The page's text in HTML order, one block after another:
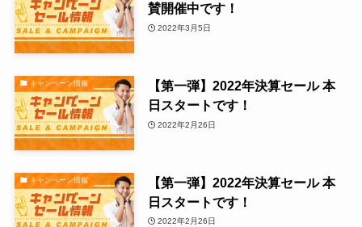
賛開催中です！
2022年3月5日
キャンペーン情報
【第一弾】2022年決算セール 本
日スタートです！
2022年2月26日
キャンペーン情報
【第一弾】2022年決算セール 本
日スタートです！
2022年2月26日